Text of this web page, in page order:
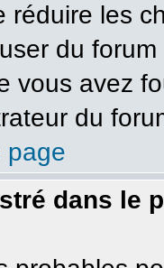
réduire les
du
vous avez
du
page
dans le